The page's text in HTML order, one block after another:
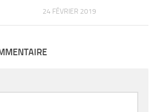
24 FÉVRIER 2019